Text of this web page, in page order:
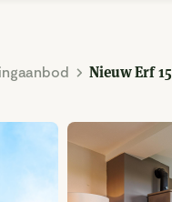
Nieuw Erf 15